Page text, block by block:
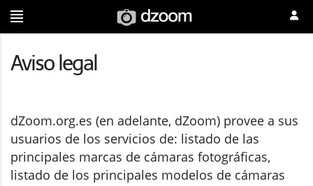
Aviso legal
dZoom.org.es (en adelante, dZoom) provee a sus
usuarios de los servicios de: listado de las
principales marcas de cámaras fotográficas,
listado de los principales modelos de cámaras